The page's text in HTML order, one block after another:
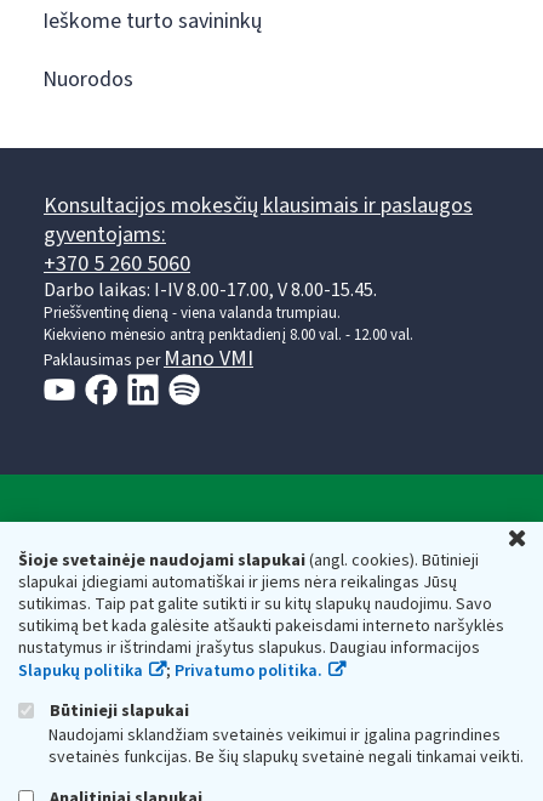
Šioje svetainėje naudojami slapukai(angl. cookies). Būtinieji
slapukai įdiegiami automatiškai ir jiems nėra reikalingas Jūsų
sutikimas. Taip pat galite sutikti ir su kitų slapukų naudojimu. Savo
sutikimą bet kada galėsite atšaukti pakeisdami interneto naršyklės
nustatymus ir ištrindami įrašytus slapukus. Daugiau informacijos
Slapukų politika
; Privatumo politika.
Būtinieji slapukai
Naudojami sklandžiam svetainės veikimui ir įgalina pagrindines
svetainės funkcijas. Be šių slapukų svetainė negali tinkamai veikti.
Ieškome turto savininkų
Nuorodos
Konsultacijos mokesčių klausimais ir paslaugos
gyventojams:
+370 5 260 5060
Darbo laikas: I-IV 8.00-17.00, V 8.00-15.45.
Prieššventinę dieną - viena valanda trumpiau.
Kiekvieno mėnesio antrą penktadienį 8.00 val. - 12.00 val.
Paklausimas per Mano VMI
Respublikos finansų ministerijos
Biudžetinė įstaiga. Juridinio asmens kodas — 188659752,
adresas: Vasario 16-osios g. 14, 01107 Vilnius, Lietuva, el.paštas:
vmi@vmi.lt, E. pristatymo dėžutės adresas 188659752
Duomenys apie Valstybinę mokesčių inspekciją prie Lietuvos
Respublikos finansų ministerijos kaupiami ir saugomi Juridinių